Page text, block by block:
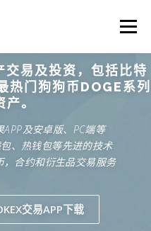
Menu
欧意APP下载
欧意团队
易及投资，包括比特
热门狗狗币DOGE系列
产。
及安卓版、PC端等
、热钱包等先进的技术
，合约和衍生品交易服务
交易APP下载